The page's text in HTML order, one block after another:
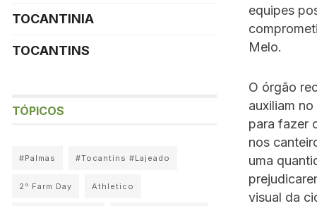
equipes
Melo.
O órgão
auxiliam
para fazer
nos
uma
visual da
TOCANTINIA
TOCANTINS
TÓPICOS
#Palmas #Tocantins #Lajeado
2° Farm Day Athletico